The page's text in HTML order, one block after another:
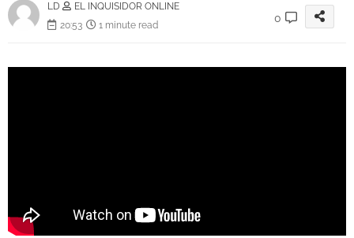
LD
EL INQUISIDOR ONLINE
20:53
1 minute read
0